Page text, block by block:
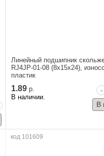
Линейный подшипник
RJ4JP-01-08 (8x15x24),
пластик
1.89 р.
В наличии.
-
код 101609